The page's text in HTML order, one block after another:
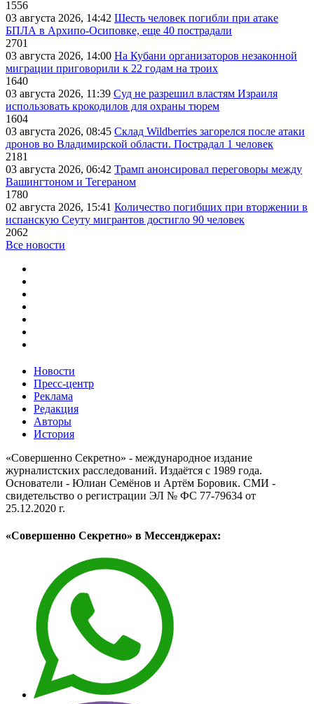
1556
03 августа 2026, 14:42 Шесть человек погибли при атаке
БПЛА в Архипо-Осиповке, еще 40 пострадали
2701
03 августа 2026, 14:00 На Кубани организаторов незаконной
миграции приговорили к 22 годам на троих
1640
03 августа 2026, 11:39 Суд не разрешил властям Израиля
использовать крокодилов для охраны тюрем
1604
03 августа 2026, 08:45 Склад Wildberries загорелся после атаки
дронов во Владимирской области. Пострадал 1 человек
2181
03 августа 2026, 06:42 Трамп анонсировал переговоры между
Вашингтоном и Тегераном
1780
02 августа 2026, 15:41 Количество погибших при вторжении в
испанскую Сеуту мигрантов достигло 90 человек
2062
Все новости
Новости
Пресс-центр
Реклама
Редакция
Авторы
История
«Совершенно Секретно» - международное издание
журналистских расследований. Издаётся с 1989 года.
Основатели - Юлиан Семёнов и Артём Боровик. CМИ -
свидетельство о регистрации ЭЛ № ФС 77-79634 от
25.12.2020 г.
«Совершенно Секретно» в Мессенджерах: